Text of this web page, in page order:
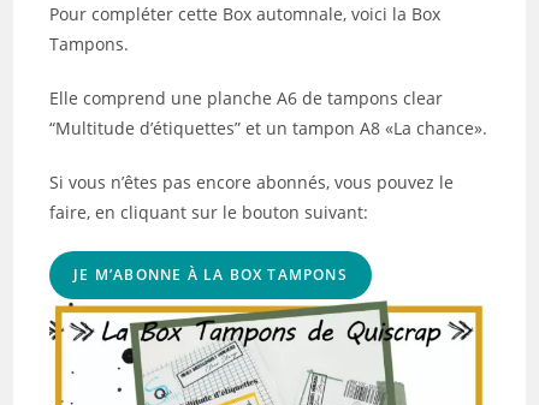
Pour compléter cette Box automnale, voici la Box
Tampons.
Elle comprend une planche A6 de tampons clear
“Multitude d’étiquettes” et un tampon A8 «La chance».
Si vous n’êtes pas encore abonnés, vous pouvez le
faire, en cliquant sur le bouton suivant:
JE M’ABONNE À LA BOX TAMPONS